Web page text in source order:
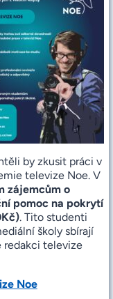
by zkusit práci v
televize Noe. V
zájemcům o
pomoc na pokrytí
. Tito studenti
školy sbírají
redakci televize
Noe